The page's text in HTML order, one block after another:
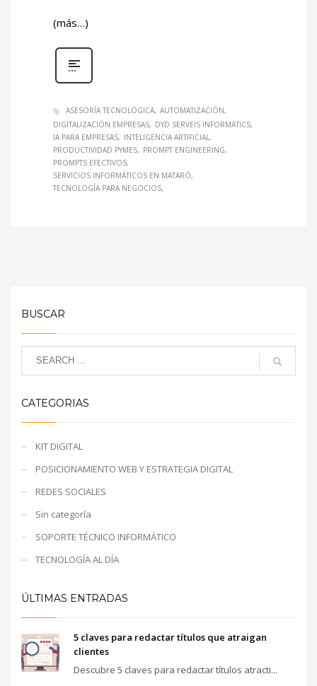
(más…)
ASESORÍA TECNOLÓGICA AUTOMATIZACIÓN
DIGITALIZACIÓN EMPRESAS
DYD SERVEIS INFORMATICS
IA PARA EMPRESAS
INTELIGENCIA ARTIFICIAL
PRODUCTIVIDAD PYMES
PROMPT ENGINEERING
PROMPTS EFECTIVOS
SERVICIOS INFORMÁTICOS EN MATARÓ
TECNOLOGÍA PARA NEGOCIOS
BUSCAR
CATEGORIAS
KIT DIGITAL
POSICIONAMIENTO WEB Y ESTRATEGIA DIGITAL
REDES SOCIALES
Sin categoría
SOPORTE TÉCNICO INFORMÁTICO
TECNOLOGÍA AL DÍA
ÚLTIMAS ENTRADAS
5 claves para redactar títulos que atraigan
clientes
Descubre 5 claves para redactar títulos atracti...